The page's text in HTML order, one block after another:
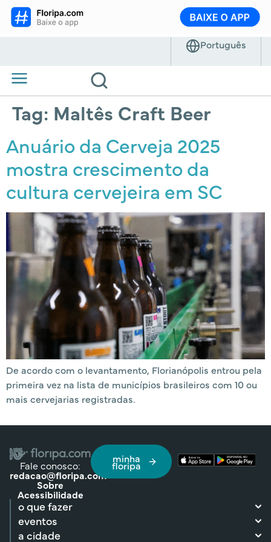
Tag: Maltês Craft Beer
Anuário da Cerveja 2025
mostra crescimento da
cultura cervejeira em SC
De acordo com o levantamento, Florianópolis entrou pela
primeira vez na lista de municípios brasileiros com 10 ou
mais cervejarias registradas.
Fale conosco:
redacao@floripa.com
Sobre
Acessibilidade
minha
floripa
o que fazer
eventos
a cidade